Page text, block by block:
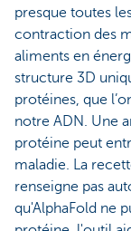
presque toutes
contraction des
aliments en
structure 3D
protéines, que
notre ADN. Une
protéine peut
maladie. La
renseigne pas
qu'AlphaFold ne